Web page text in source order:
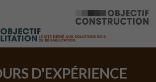
D'EXPÉRIENCE